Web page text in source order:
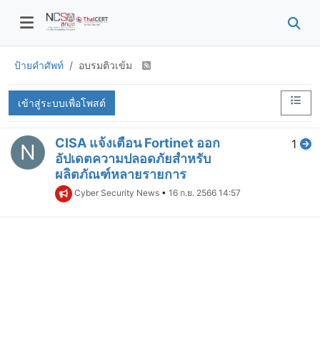
ป้ายคำศัพท์ อบรมติวเข้ม
เข้าสู่ระบบเพื่อโพสต์
N
CISA แจ้งเตือน Fortinet ออก
อัปเดตความปลอดภัยสำหรับ
ผลิตภัณฑ์หลายรายการ
Cyber Security News • 16 ก.ย. 2566 14:57
1